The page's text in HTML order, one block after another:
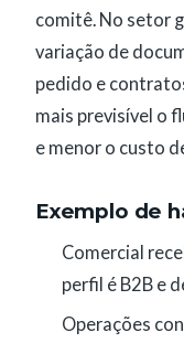
comitê. No setor
variação de
pedido e
mais previsível o
e menor o custo
Exemplo de
Comercial
perfil é B2B e
Operações